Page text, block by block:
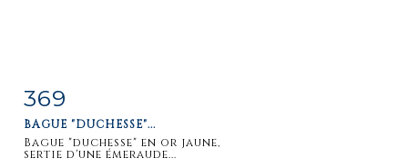
Item detail
369
BAGUE "DUCHESSE"...
Bague "duchesse" en or jaune,
sertie d'une émeraude...